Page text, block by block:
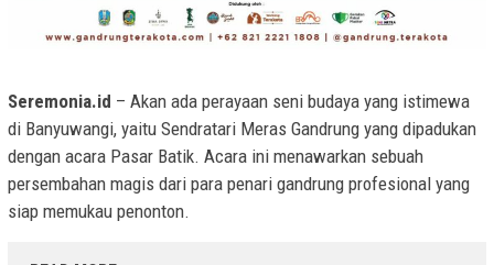
Seremonia.id – Akan ada perayaan seni budaya yang istimewa
di Banyuwangi, yaitu Sendratari Meras Gandrung yang dipadukan
dengan acara Pasar Batik. Acara ini menawarkan sebuah
persembahan magis dari para penari gandrung profesional yang
siap memukau penonton.